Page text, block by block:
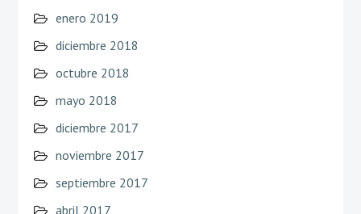
enero 2019
diciembre 2018
octubre 2018
mayo 2018
diciembre 2017
noviembre 2017
septiembre 2017
abril 2017